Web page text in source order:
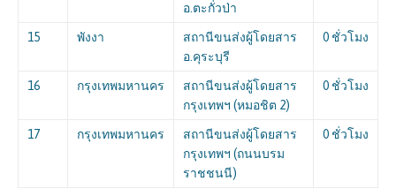
อ.ตะกั่วป่า
15 พังงา
สถานีขนส่งผู้โดยสาร
อ.คุระบุรี
0 ชั่วโมง
16 กรุงเทพมหานคร
สถานีขนส่งผู้โดยสาร
กรุงเทพฯ (หมอชิต 2)
0 ชั่วโมง
17 กรุงเทพมหานคร
สถานีขนส่งผู้โดยสาร
กรุงเทพฯ (ถนนบรม
ราชชนนี)
0 ชั่วโมง